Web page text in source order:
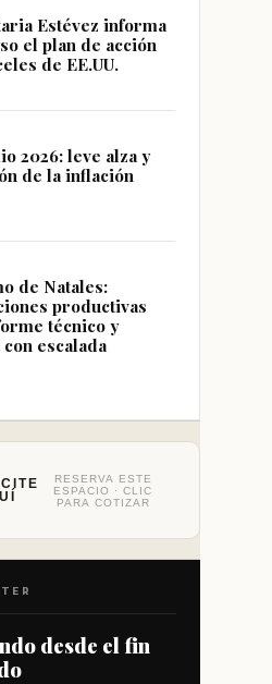
Estévez informa
el plan de acción
de EE.UU.
2026: leve alza y
de la inflación
de Natales:
productivas
técnico y
con escalada
RESERVA ESTE
ESPACIO · CLIC
PARA COTIZAR
desde el fin